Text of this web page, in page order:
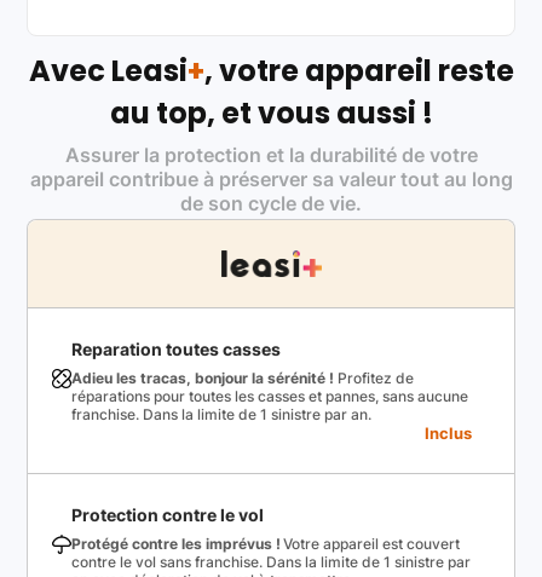
Avec Leasi+, votre appareil reste
au top, et vous aussi !
Assurer la protection et la durabilité de votre
appareil contribue à préserver sa valeur tout au long
de son cycle de vie.
Reparation toutes casses
Adieu les tracas, bonjour la sérénité ! Profitez de
réparations pour toutes les casses et pannes, sans aucune
franchise. Dans la limite de 1 sinistre par an.
Inclus
Protection contre le vol
Protégé contre les imprévus ! Votre appareil est couvert
contre le vol sans franchise. Dans la limite de 1 sinistre par